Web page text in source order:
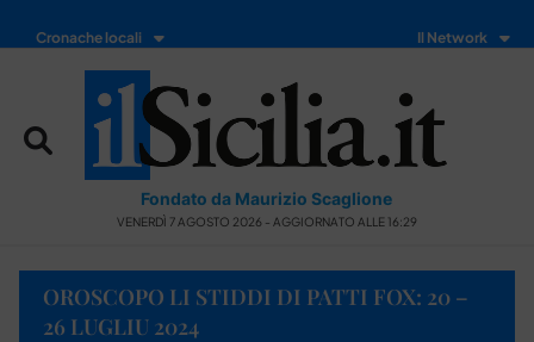
Cronache locali Il Network
Fondato da Maurizio Scaglione
VENERDÌ 7 AGOSTO 2026 - AGGIORNATO ALLE 16:29
OROSCOPO LI STIDDI DI PATTI FOX: 20 –
26 LUGLIU 2024